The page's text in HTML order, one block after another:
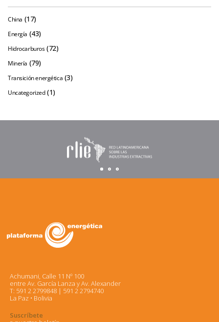
China (17)
Energía (43)
Hidrocarburos (72)
Minería (79)
Transición energética (3)
Uncategorized (1)
Achumani, Calle 11 Nº 100
entre Av. García Lanza y Av. Alexander
T: 591 2 2799848 | 591 2 2794740
La Paz • Bolivia
Suscríbete